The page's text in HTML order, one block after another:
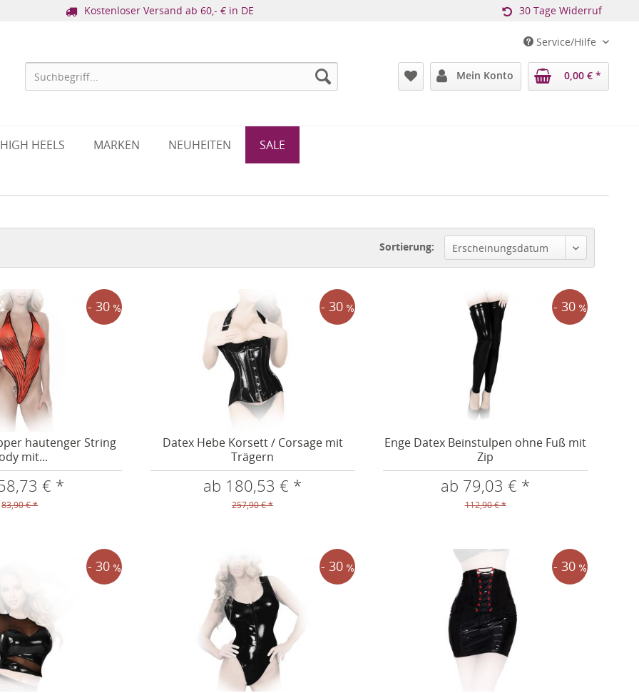
Kostenloser Versand ab 60,- € in DE 30 Tage Widerruf
Service/Hilfe
Mein Konto 0,00 € *
HIGH HEELS MARKEN NEUHEITEN SALE
Sortierung: Erscheinungsdatum
- 30
hautenger String
mit...
€ *
83,90 € *
- 30
Datex Hebe Korsett / Corsage mit
Trägern
ab 180,53 € *
257,90 € *
- 30
Enge Datex Beinstulpen ohne Fuß mit
Zip
ab 79,03 € *
112,90 € *
- 30 - 30 - 30